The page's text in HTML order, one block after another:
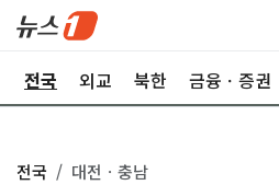
전국 외교 북한 금융ㆍ증권
전국 대전ㆍ충남